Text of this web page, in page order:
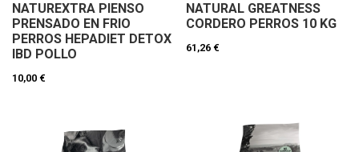
NATUREXTRA PIENSO
PRENSADO EN FRIO
PERROS HEPADIET DETOX
IBD POLLO
10,00 €
NATURAL GREATNESS
CORDERO PERROS 10 KG
61,26 €